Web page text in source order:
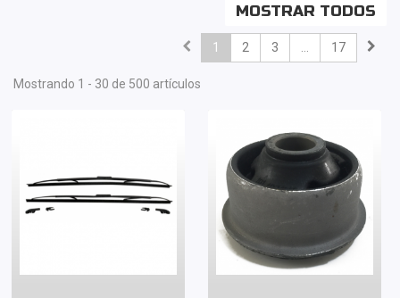
MOSTRAR TODOS
1 2 3 ... 17
Mostrando 1 - 30 de 500 artículos